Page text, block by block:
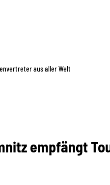
aus aller Welt
empfängt